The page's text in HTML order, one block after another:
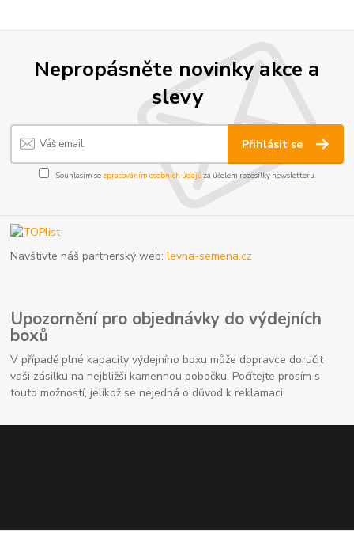
Nepropásněte novinky akce a
slevy
Přihlásit se
Souhlasím se zpracováním osobních údajůza účelem rozesílky newsletteru.
Navštivte náš partnerský web:levna-semena.cz
Upozornění pro objednávky do výdejních
boxů
V případě plné kapacity výdejního boxu může dopravce doručit
vaši zásilku na nejbližší kamennou pobočku. Počítejte prosím s
touto možností, jelikož se nejedná o důvod k reklamaci.